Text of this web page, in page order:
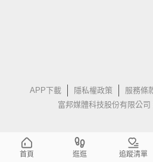
APP下載 隱私權政策 服務條
富邦媒體科技股份有限公司
首頁 逛逛 追蹤清單